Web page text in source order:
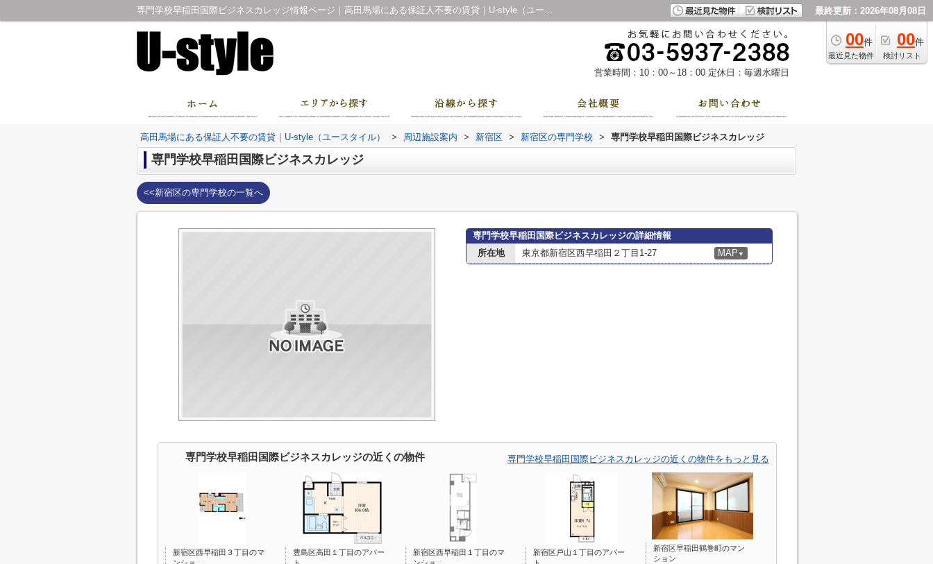
専門学校早稲田国際ビジネスカレッジ情報ページ｜高田馬場にある保証人不要の賃貸｜U-style（ユースタイル） 最終更新：2026年08月08日
00件
最近見た物件
00件
検討リスト
営業時間：10：00～18：00 定休日：毎週水曜日
高田馬場にある保証人不要の賃貸｜U-style（ユースタイル） > 周辺施設案内 > 新宿区 > 新宿区の専門学校 > 専門学校早稲田国際ビジネスカレッジ
専門学校早稲田国際ビジネスカレッジ
<<新宿区の専門学校の一覧へ
専門学校早稲田国際ビジネスカレッジの詳細情報
所在地
東京都新宿区西早稲田２丁目1-27 MAP ▼
専門学校早稲田国際ビジネスカレッジの近くの物件 専門学校早稲田国際ビジネスカレッジの近くの物件をもっと見る
新宿区西早稲田３丁目のマ
豊島区高田１丁目のアパー
新宿区西早稲田１丁目のマ
新宿区戸山１丁目のアパー
新宿区早稲田鶴巻町のマン
ション